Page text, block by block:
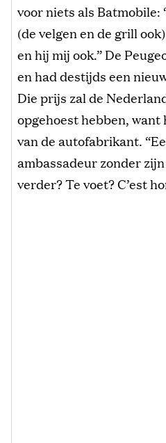
voor niets als Batmobile:
(de velgen en de grill
en hij mij ook.” De
en had destijds een
Die prijs zal de
opgehoest hebben,
van de autofabrikant.
ambassadeur zonder
verder? Te voet? C’est